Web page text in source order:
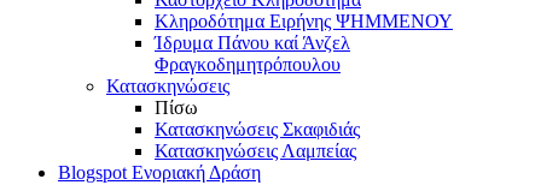
Κληροδότημα Ειρήνης ΨΗΜΜΕΝΟΥ
Ίδρυμα Πάνου καί Άνζελ
Φραγκοδημητρόπουλου
Κατασκηνώσεις
Πίσω
Κατασκηνώσεις Σκαφιδιάς
Κατασκηνώσεις Λαμπείας
Blogspot Ενοριακή Δράση